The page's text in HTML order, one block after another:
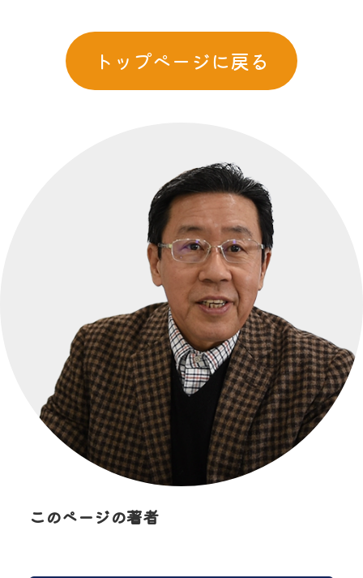
トップページに戻る
このページの著者